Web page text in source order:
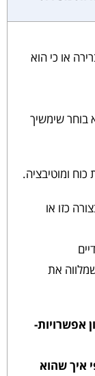
או כי הוא
בוחר שימשיך
ומוטיבציה.
כזו או
את
אפשרויות-
איך שהוא